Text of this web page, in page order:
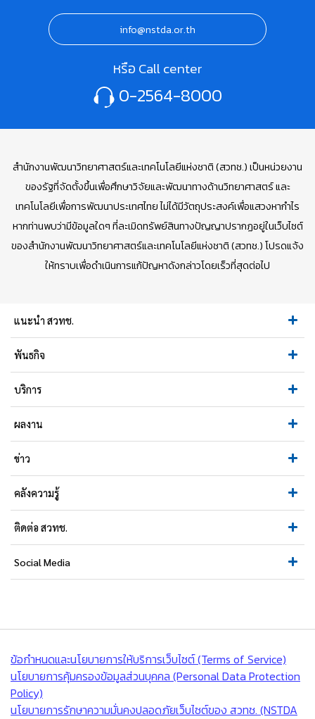
info@nstda.or.th
หรือ Call center
0-2564-8000
สำนักงานพัฒนาวิทยาศาสตร์และเทคโนโลยีแห่งชาติ (สวทช.) เป็นหน่วยงาน
ของรัฐที่จัดตั้งขึ้นเพื่อศึกษาวิจัยและพัฒนาทางด้านวิทยาศาสตร์ และ
เทคโนโลยีเพื่อการพัฒนาประเทศไทย ไม่ได้มีวัตถุประสงค์เพื่อแสวงหากำไร
หากท่านพบว่ามีข้อมูลใดๆ ที่ละเมิดทรัพย์สินทางปัญญาปรากฏอยู่ในเว็บไซต์
ของสำนักงานพัฒนาวิทยาศาสตร์และเทคโนโลยีแห่งชาติ (สวทช.) โปรดแจ้ง
ให้ทราบเพื่อดำเนินการแก้ปัญหาดังกล่าวโดยเร็วที่สุดต่อไป
แนะนำ สวทช.
พันธกิจ
บริการ
ผลงาน
ข่าว
คลังความรู้
ติดต่อ สวทช.
Social Media
ข้อกำหนดและนโยบายการให้บริการเว็บไซต์ (Terms of Service)
นโยบายการคุ้มครองข้อมูลส่วนบุคคล (Personal Data Protection
Policy)
นโยบายการรักษาความมั่นคงปลอดภัยเว็บไซต์ของ สวทช. (NSTDA